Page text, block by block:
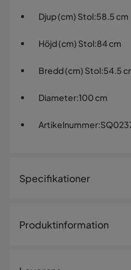
Djup (cm) Stol:58.5 cm
Höjd (cm) Stol:84 cm
Bredd (cm) Stol:54.5
Diameter:100 cm
Artikelnummer:
Specifikationer
Storlek
Produktinformation
stilrent och bekvämt